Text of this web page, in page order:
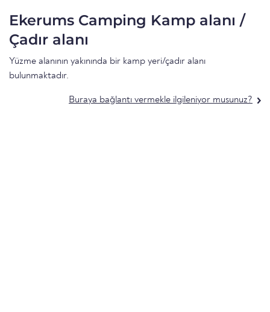
Ekerums Camping Kamp alanı /
Çadır alanı
Yüzme alanının yakınında bir kamp yeri/çadır alanı
bulunmaktadır.
Buraya bağlantı vermekle ilgileniyor musunuz?